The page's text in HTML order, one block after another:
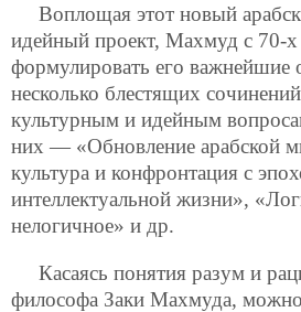
Воплощая этот новый
идейный проект, Махмуд с 70-х
формулировать его важнейшие
несколько блестящих
культурным и идейным
них — «Обновление арабской
культура и конфронтация с
интеллектуальной жизни»,
нелогичное» и др.
Касаясь понятия разум и
философа Заки Махмуда, можно